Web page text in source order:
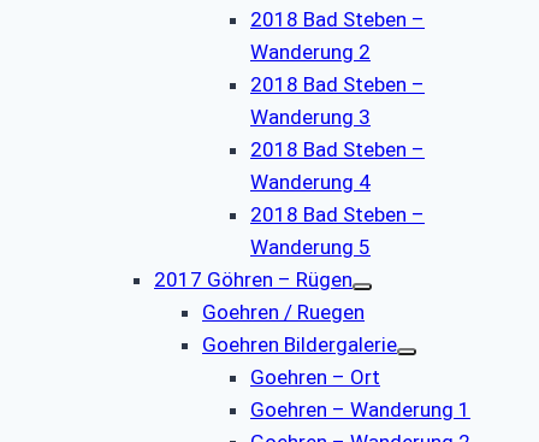
2018 Bad Steben –
Wanderung 2
2018 Bad Steben –
Wanderung 3
2018 Bad Steben –
Wanderung 4
2018 Bad Steben –
Wanderung 5
2017 Göhren – Rügen
Goehren / Ruegen
Goehren Bildergalerie
Goehren – Ort
Goehren – Wanderung 1